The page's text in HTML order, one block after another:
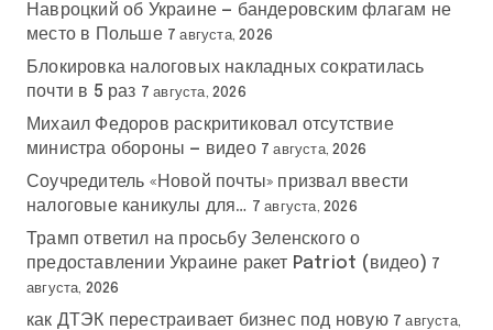
Навроцкий об Украине — бандеровским флагам не
место в Польше 7 августа, 2026
Блокировка налоговых накладных сократилась
почти в 5 раз 7 августа, 2026
Михаил Федоров раскритиковал отсутствие
министра обороны — видео 7 августа, 2026
Соучредитель «Новой почты» призвал ввести
налоговые каникулы для…
7 августа, 2026
Трамп ответил на просьбу Зеленского о
предоставлении Украине ракет Patriot (видео) 7
августа, 2026
как ДТЭК перестраивает бизнес под новую 7 августа,